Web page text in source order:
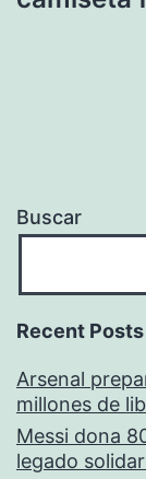
Buscar
Recent Posts
Arsenal
millones de
Messi dona
legado